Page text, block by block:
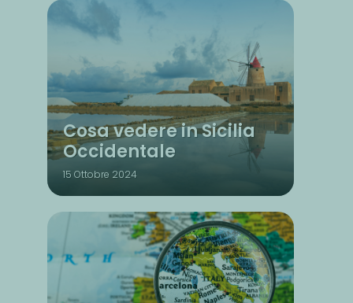
Cosa vedere in Sicilia
Occidentale
15 Ottobre 2024